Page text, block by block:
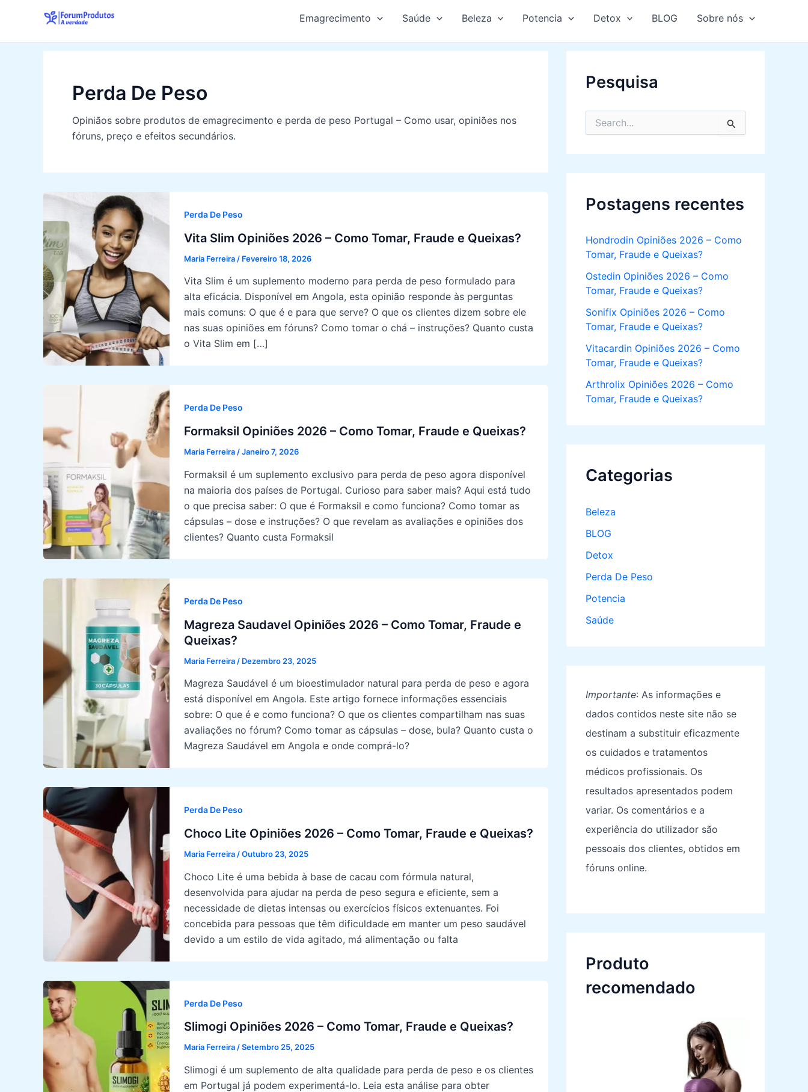
Emagrecimento Saúde Beleza Potencia Detox BLOG Sobre nós
Perda De Peso
Opiniãos sobre produtos de emagrecimento e perda de peso Portugal – Como usar, opiniões nos
fóruns, preço e efeitos secundários.
Perda De Peso
Vita Slim Opiniões 2026 – Como Tomar, Fraude e Queixas?
Maria Ferreira / Fevereiro 18, 2026
Vita Slim é um suplemento moderno para perda de peso formulado para
alta eficácia. Disponível em Angola, esta opinião responde às perguntas
mais comuns: O que é e para que serve? O que os clientes dizem sobre ele
nas suas opiniões em fóruns? Como tomar o chá – instruções? Quanto custa
o Vita Slim em […]
Perda De Peso
Formaksil Opiniões 2026 – Como Tomar, Fraude e Queixas?
Maria Ferreira /Janeiro 7, 2026
Formaksil é um suplemento exclusivo para perda de peso agora disponível
na maioria dos países de Portugal. Curioso para saber mais? Aqui está tudo
o que precisa saber: O que é Formaksil e como funciona? Como tomar as
cápsulas – dose e instruções? O que revelam as avaliações e opiniões dos
clientes? Quanto custa Formaksil
Perda De Peso
Magreza Saudavel Opiniões 2026 – Como Tomar, Fraude e
Queixas?
Maria Ferreira / Dezembro 23, 2025
Magreza Saudável é um bioestimulador natural para perda de peso e agora
está disponível em Angola. Este artigo fornece informações essenciais
sobre: O que é e como funciona? O que os clientes compartilham nas suas
avaliações no fórum? Como tomar as cápsulas – dose, bula? Quanto custa o
Magreza Saudável em Angola e onde comprá-lo?
Perda De Peso
Choco Lite Opiniões 2026 – Como Tomar, Fraude e Queixas?
Maria Ferreira /Outubro 23, 2025
Choco Lite é uma bebida à base de cacau com fórmula natural,
desenvolvida para ajudar na perda de peso segura e eficiente, sem a
necessidade de dietas intensas ou exercícios físicos extenuantes. Foi
concebida para pessoas que têm dificuldade em manter um peso saudável
devido a um estilo de vida agitado, má alimentação ou falta
Perda De Peso
Slimogi Opiniões 2026 – Como Tomar, Fraude e Queixas?
Maria Ferreira/Setembro 25, 2025
Slimogi é um suplemento de alta qualidade para perda de peso e os clientes
em Portugal já podem experimentá-lo. Leia esta análise para obter
Pesquisa
r
h
o
rPostagens recentes
Hondrodin Opiniões 2026 – Como
Tomar, Fraude e Queixas?
Ostedin Opiniões 2026 – Como
Tomar, Fraude e Queixas?
Sonifix Opiniões 2026 – Como
Tomar, Fraude e Queixas?
Vitacardin Opiniões 2026 – Como
Tomar, Fraude e Queixas?
Arthrolix Opiniões 2026 – Como
Tomar, Fraude e Queixas?
Categorias
Beleza
BLOG
Detox
Perda De Peso
Potencia
Saúde
Importante: As informações e
dados contidos neste site não se
destinam a substituir eficazmente
os cuidados e tratamentos
médicos profissionais. Os
resultados apresentados podem
variar. Os comentários e a
experiência do utilizador são
pessoais dos clientes, obtidos em
fóruns online.
Produto
recomendado